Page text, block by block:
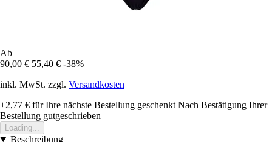
Ab
90,00 € 55,40 € -38%
inkl. MwSt. zzgl. Versandkosten
+2,77 € für Ihre nächste Bestellung geschenkt Nach Bestätigung Ihrer
Bestellung gutgeschrieben
Loading...
Beschreibung